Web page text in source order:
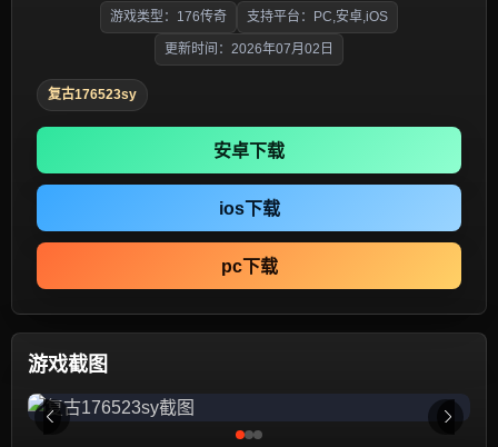
游戏类型：176传奇 支持平台：PC,安卓,iOS
更新时间：2026年07月02日
复古176523sy
安卓下载
ios下载
pc下载
游戏截图